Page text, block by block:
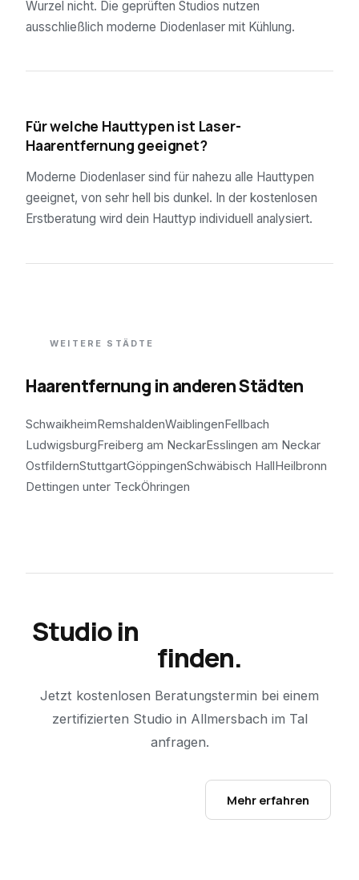
Wurzel nicht. Die geprüften Studios nutzen
ausschließlich moderne Diodenlaser mit Kühlung.
Für welche Hauttypen ist Laser-
Haarentfernung geeignet?
Moderne Diodenlaser sind für nahezu alle Hauttypen
geeignet, von sehr hell bis dunkel. In der kostenlosen
Erstberatung wird dein Hauttyp individuell analysiert.
WEITERE STÄDTE
Haarentfernung in anderen Städten
SchwaikheimRemshaldenWaiblingenFellbach
LudwigsburgFreiberg am NeckarEsslingen am Neckar
OstfildernStuttgartGöppingenSchwäbisch HallHeilbronn
Dettingen unter TeckÖhringen
Studio in
finden.
Jetzt kostenlosen Beratungstermin bei einem
zertifizierten Studio in Allmersbach im Tal
anfragen.
Mehr erfahren